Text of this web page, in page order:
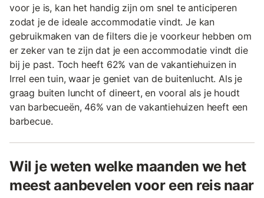
voor je is, kan het handig zijn om snel te anticiperen
zodat je de ideale accommodatie vindt. Je kan
gebruikmaken van de filters die je voorkeur hebben om
er zeker van te zijn dat je een accommodatie vindt die
bij je past. Toch heeft 62% van de vakantiehuizen in
Irrel een tuin, waar je geniet van de buitenlucht. Als je
graag buiten luncht of dineert, en vooral als je houdt
van barbecueën, 46% van de vakantiehuizen heeft een
barbecue.
Wil je weten welke maanden we het
meest aanbevelen voor een reis naar